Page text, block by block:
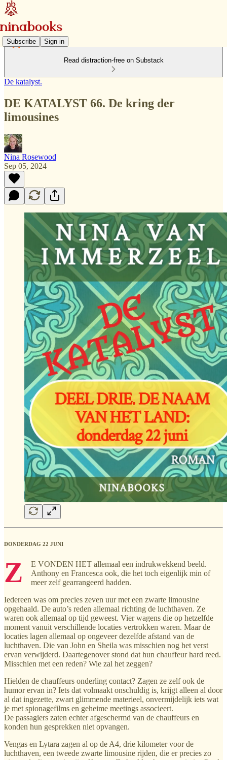
Subscribe Sign in
Read distraction-free on Substack
De katalyst.
DE KATALYST 66. De kring der
limousines
Nina Rosewood
Sep 05, 2024
DONDERDAG 22 JUNI
Z
E VONDEN HET allemaal een indrukwekkend beeld.
Anthony en Francesca ook, die het toch eigenlijk min of
meer zelf gearrangeerd hadden.
Iedereen was om precies zeven uur met een zwarte limousine
opgehaald. De auto’s reden allemaal richting de luchthaven. Ze
waren ook allemaal op tijd geweest. Vier wagens die op hetzelfde
moment vanuit verschillende locaties vertrokken waren. Maar de
locaties lagen allemaal op ongeveer dezelfde afstand van de
luchthaven. Die van John en Sheila was misschien nog het verst
ervan verwijderd. Daartegenover stond dat hun chauffeur hard reed.
Misschien met een reden? Wie zal het zeggen?
Hielden de chauffeurs onderling contact? Zagen ze zelf ook de
humor ervan in? Iets dat volmaakt onschuldig is, krijgt alleen al door
al dat ingezette, zwart glimmende materieel, onvermijdelijk iets wat
je met spionagefilms en geheime meetings associeert.
De passagiers zaten echter afgeschermd van de chauffeurs en
konden hun gesprekken niet opvangen.
Vengas en Lytara zagen al op de A4, drie kilometer voor de
luchthaven, een tweede zwarte limousine rijden, die er precies zo